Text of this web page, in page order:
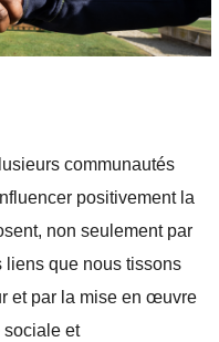
communautés
positivement la
non seulement par
liens que nous tissons
et par la mise en œuvre
sociale et